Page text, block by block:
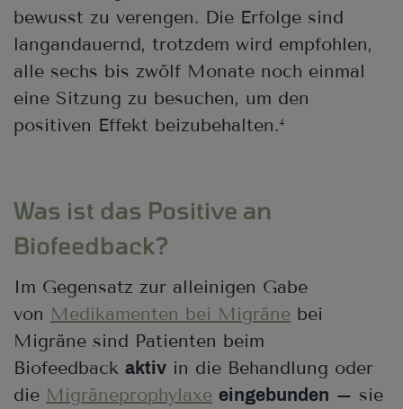
bewusst zu verengen. Die Erfolge sind
langandauernd, trotzdem wird empfohlen,
alle sechs bis zwölf Monate noch einmal
eine Sitzung zu besuchen, um den
positiven Effekt beizubehalten.4
Was ist das Positive an
Biofeedback?
Im Gegensatz zur alleinigen Gabe
von Medikamenten bei Migräne bei
Migräne sind Patienten beim
Biofeedback aktiv in die Behandlung oder
die Migräneprophylaxe eingebunden – sie